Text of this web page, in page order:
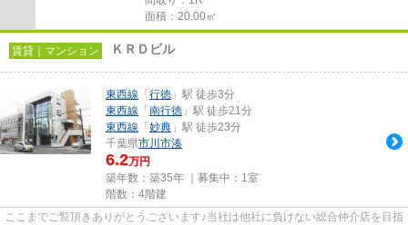
面積：20.00㎡
賃貸｜マンション ＫＲＤビル
東西線 「 行徳 」駅 徒歩3分
東西線 「 南行徳 」駅 徒歩21分
東西線 「 妙典 」駅 徒歩23分
千葉県市川市湊
6.2万円
築年数：築35年 ｜募集中： 1室
階数：4階建
ここまでご覧頂きありがとうございます♪当社は他社に負けない総合仲介店を目指